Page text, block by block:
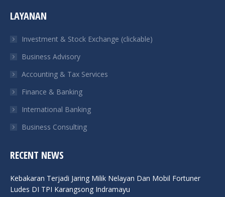
opens
new
window
opens
new
window
new
window
new
window
LAYANAN
Investment & Stock Exchange (clickable)
Business Advisory
Accounting & Tax Services
Finance & Banking
International Banking
Business Consulting
RECENT NEWS
Kebakaran Terjadi Jaring Milik Nelayan Dan Mobil Fortuner
Ludes DI TPI Karangsong Indramayu